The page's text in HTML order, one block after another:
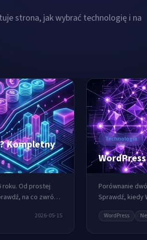
strona, jak wybrać technologię i na
Kompletny
roku. Od prostej
na co zwrócić
2026-05-15
Technologia
Porównanie
Sprawdź, kiedy
WordPress